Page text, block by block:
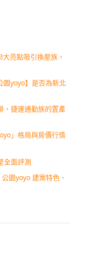
亮點吸引換屋族，
園yoyo】是否為新北
，捷運通勤族的置產
」格局與房價行情
全面評測
園yoyo 建案特色、